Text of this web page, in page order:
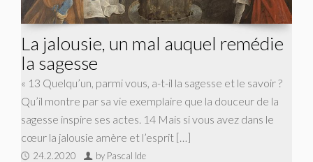
La jalousie, un mal auquel remédie
la sagesse
« 13 Quelqu’un, parmi vous, a-t-il la sagesse et le savoir ?
Qu’il montre par sa vie exemplaire que la douceur de la
sagesse inspire ses actes. 14 Mais si vous avez dans le
cœur la jalousie amère et l’esprit […]
24.2.2020 by Pascal Ide